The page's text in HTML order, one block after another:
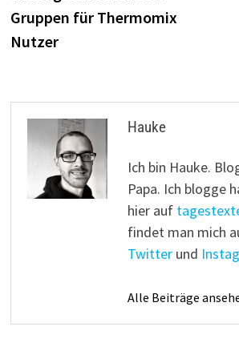
Gruppen für Thermomix
Nutzer
Hauke
Ich bin Hauke.
Papa. Ich blogge
hier auf
findet man mich
Twitterund
Alle Beiträge